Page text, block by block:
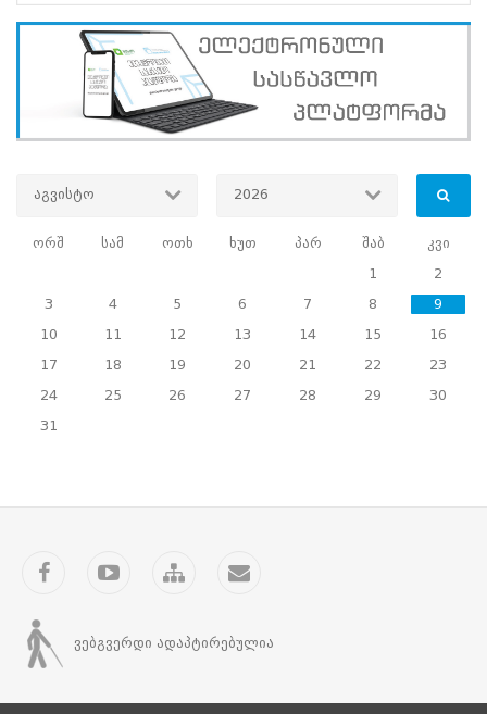
რომ
გადაცემული
გამოყენებული
თამაშები/
გაზიარებული
მეთოდოლოგია
ასაკთან,
საარჩევნო
სიახლეების
როლის
ცესკომ
სწავლების
ცენტრმა
საინფორმაციო
საქართველოს
აგვისტო 2026
ორშ სამ ოთხ ხუთ პარ შაბ
კვი
1
2
3
4 5 6 7 8
9
10
11 12 13 14 15
16
17
18 19 20 21 22
23
24
25 26 27 28 29
30
31
Facebook
YouTube
საიტის
კონტაქტი
ვებგვერდი ადაპტირებულია